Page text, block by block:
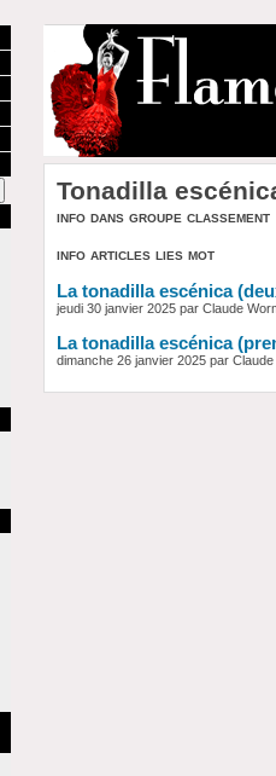
Tonadilla
info dans groupe classement
info articles lies mot
La tonadilla escénica
jeudi 30 janvier 2025 par Claude
La tonadilla escénica
dimanche 26 janvier 2025 par